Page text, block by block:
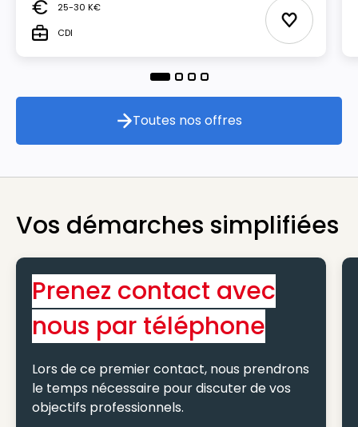
Salaire25-30 K€
TypeCDI Ajouter
Toutes nos offres
Toutes nos offres
Vos démarches simplifiées
Prenez contact avec
nous par téléphone
Lors de ce premier contact, nous prendrons
le temps nécessaire pour discuter de vos
objectifs professionnels.